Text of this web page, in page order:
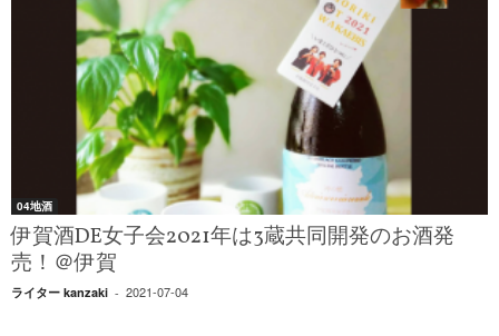
04地酒
伊賀酒DE女子会2021年は3蔵共同開発のお酒発
売！＠伊賀
ライター kanzaki - 2021-07-04